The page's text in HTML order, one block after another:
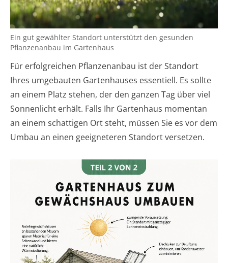
Ein gut gewählter Standort unterstützt den gesunden
Pflanzenanbau im Gartenhaus
Für erfolgreichen Pflanzenanbau ist der Standort
Ihres umgebauten Gartenhauses essentiell. Es sollte
an einem Platz stehen, der den ganzen Tag über viel
Sonnenlicht erhält. Falls Ihr Gartenhaus momentan
an einem schattigen Ort steht, müssen Sie es vor dem
Umbau an einen geeigneteren Standort versetzen.